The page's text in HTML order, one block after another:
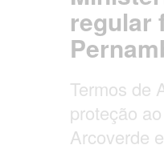
regular
Termos de
proteção
Arcoverde